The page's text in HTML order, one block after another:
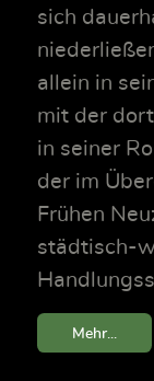
sich
allein in
mit der
in seiner
der im
Frühen
städtisch-
Mehr...